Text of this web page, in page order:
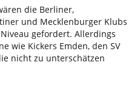
die Berliner,
und Mecklenburger Klubs
gefordert. Allerdings
wie Kickers Emden, den SV
nicht zu unterschätzen